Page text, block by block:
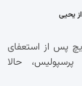
یحیی
پس از استعفای
حالا